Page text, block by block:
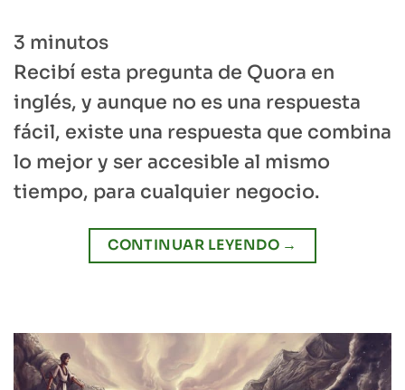
3 minutos
Recibí esta pregunta de Quora en
inglés, y aunque no es una respuesta
fácil, existe una respuesta que combina
lo mejor y ser accesible al mismo
tiempo, para cualquier negocio.
CONTINUAR LEYENDO →